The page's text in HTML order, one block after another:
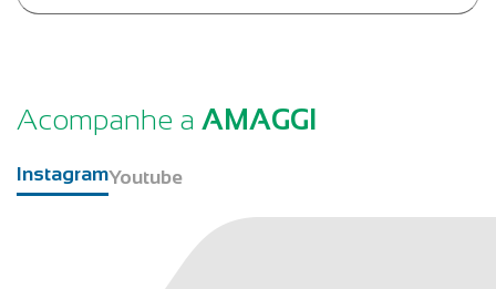
Acompanhe a AMAGGI
InstagramYoutube